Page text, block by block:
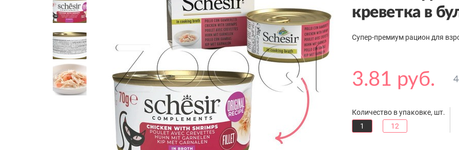
креветка в
Супер-премиум рацион для
3.81 руб.
Количество в упаковке, шт.
1
12